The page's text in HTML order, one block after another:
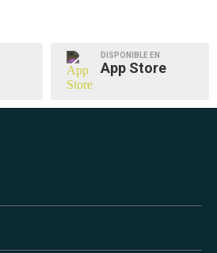
DISPONIBLE EN
App Store